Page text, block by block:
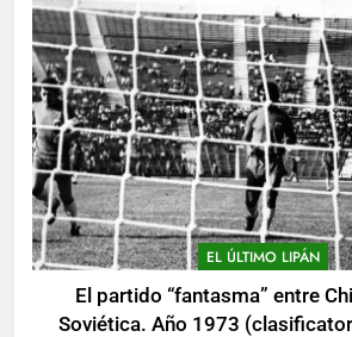
EL ÚLTIMO LIPÁN
El partido “fantasma” entre
Soviética. Año 1973